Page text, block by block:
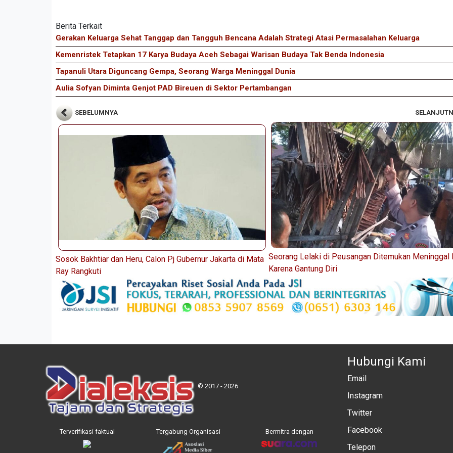
Berita Terkait
Gerakan Keluarga Sehat Tanggap dan Tangguh Bencana Adalah Strategi Atasi Permasalahan Keluarga
Kemenristek Tetapkan 17 Karya Budaya Aceh Sebagai Warisan Budaya Tak Benda Indonesia
Tapanuli Utara Diguncang Gempa, Seorang Warga Meninggal Dunia
Aulia Sofyan Diminta Genjot PAD Bireuen di Sektor Pertambangan
SEBELUMNYA
Sosok Bakhtiar dan Heru, Calon Pj Gubernur Jakarta di Mata
Ray Rangkuti
Seorang Lelaki di Peusangan Ditemukan Meninggal
Karena Gantung Diri
© 2017 - 2026
Terverifikasi faktual Tergabung Organisasi Bermitra dengan
Hubungi Kami
Email
Instagram
Twitter
Facebook
Telepon